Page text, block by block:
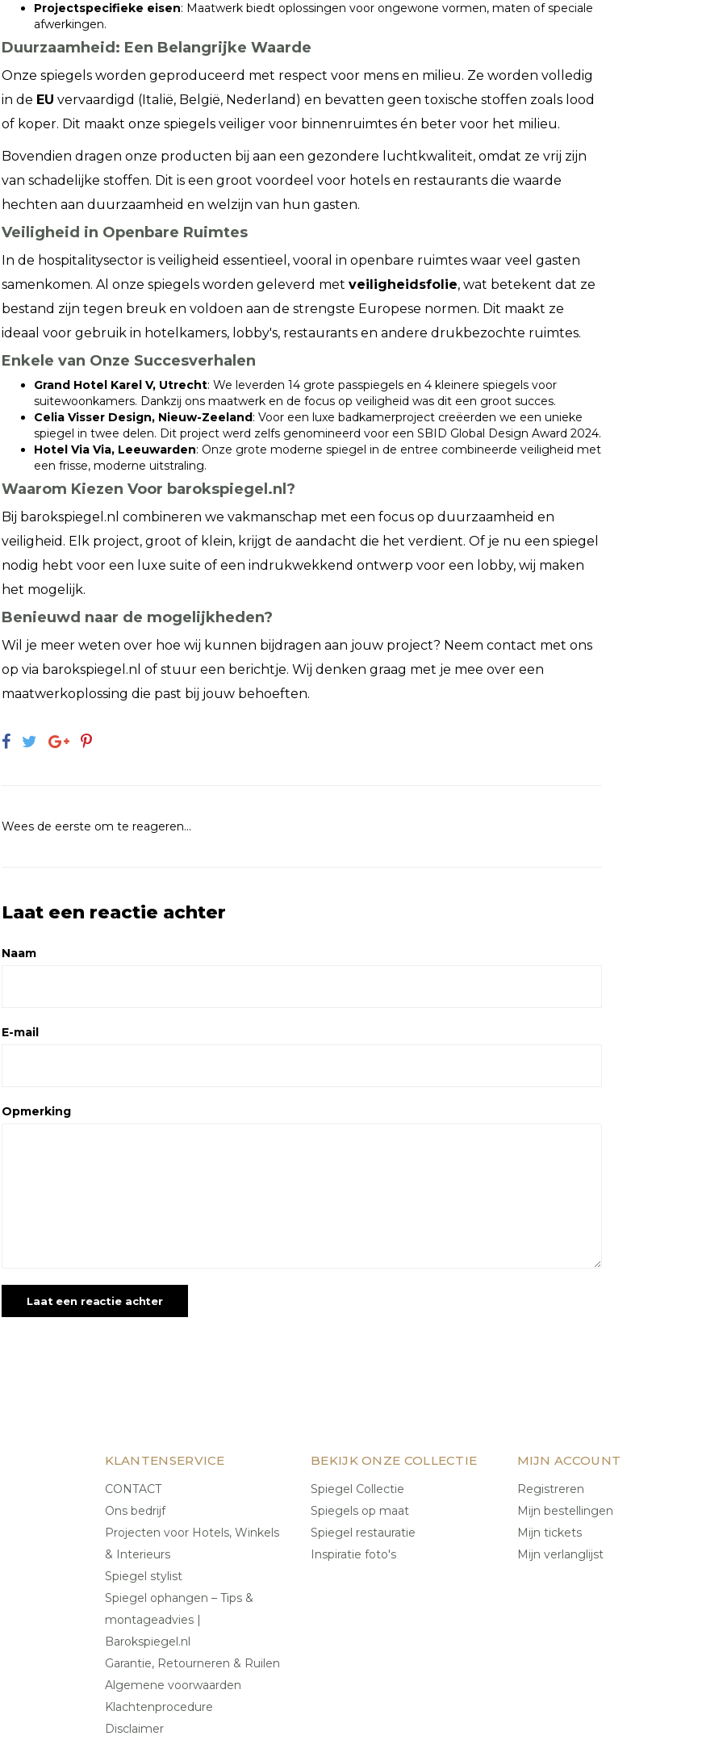
Projectspecifieke eisen: Maatwerk biedt oplossingen voor ongewone vormen, maten of speciale
afwerkingen.
Duurzaamheid: Een Belangrijke Waarde
Onze spiegels worden geproduceerd met respect voor mens en milieu. Ze worden volledig
in de EU vervaardigd (Italië, België, Nederland) en bevatten geen toxische stoffen zoals lood
of koper. Dit maakt onze spiegels veiliger voor binnenruimtes én beter voor het milieu.
Bovendien dragen onze producten bij aan een gezondere luchtkwaliteit, omdat ze vrij zijn
van schadelijke stoffen. Dit is een groot voordeel voor hotels en restaurants die waarde
hechten aan duurzaamheid en welzijn van hun gasten.
Veiligheid in Openbare Ruimtes
In de hospitalitysector is veiligheid essentieel, vooral in openbare ruimtes waar veel gasten
samenkomen. Al onze spiegels worden geleverd met veiligheidsfolie, wat betekent dat ze
bestand zijn tegen breuk en voldoen aan de strengste Europese normen. Dit maakt ze
ideaal voor gebruik in hotelkamers, lobby's, restaurants en andere drukbezochte ruimtes.
Enkele van Onze Succesverhalen
Grand Hotel Karel V, Utrecht: We leverden 14 grote passpiegels en 4 kleinere spiegels voor
suitewoonkamers. Dankzij ons maatwerk en de focus op veiligheid was dit een groot succes.
Celia Visser Design, Nieuw-Zeeland: Voor een luxe badkamerproject creëerden we een unieke
spiegel in twee delen. Dit project werd zelfs genomineerd voor een SBID Global Design Award 2024.
Hotel Via Via, Leeuwarden: Onze grote moderne spiegel in de entree combineerde veiligheid met
een frisse, moderne uitstraling.
Waarom Kiezen Voor barokspiegel.nl?
Bij barokspiegel.nl combineren we vakmanschap met een focus op duurzaamheid en
veiligheid. Elk project, groot of klein, krijgt de aandacht die het verdient. Of je nu een spiegel
nodig hebt voor een luxe suite of een indrukwekkend ontwerp voor een lobby, wij maken
het mogelijk.
Benieuwd naar de mogelijkheden?
Wil je meer weten over hoe wij kunnen bijdragen aan jouw project? Neem contact met ons
op via barokspiegel.nl of stuur een berichtje. Wij denken graag met je mee over een
maatwerkoplossing die past bij jouw behoeften.
Wees de eerste om te reageren...
Laat een reactie achter
Naam
E-mail
Opmerking
Laat een reactie achter
KLANTENSERVICE
CONTACT
Ons bedrijf
Projecten voor Hotels, Winkels
& Interieurs
Spiegel stylist
Spiegel ophangen – Tips &
montageadvies |
Barokspiegel.nl
Garantie, Retourneren & Ruilen
Algemene voorwaarden
Klachtenprocedure
Disclaimer
BEKIJK ONZE COLLECTIE
Spiegel Collectie
Spiegels op maat
Spiegel restauratie
Inspiratie foto's
MIJN ACCOUNT
Registreren
Mijn bestellingen
Mijn tickets
Mijn verlanglijst